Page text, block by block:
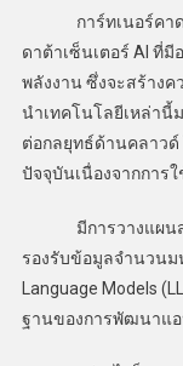
การ์ทเนอร์คาดกา
ดาต้าเซ็นเตอร์ AI ที่
พลังงาน ซึ่งจะสร้างค
นำเทคโนโลยีเหล่านี้
ต่อกลยุทธ์ด้านคลาวด์
ปัจจุบันเนื่องจากการ
มีการวางแผนสร้า
รองรับข้อมูลจำนวนม
Language Models
ฐานของการพัฒนาแอ